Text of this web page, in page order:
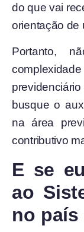
do que vai
orientação de
Portanto,
busque o
na área
contributivo
E se
ao
no